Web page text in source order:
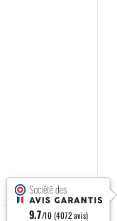
9.7/10 (4072 avis)